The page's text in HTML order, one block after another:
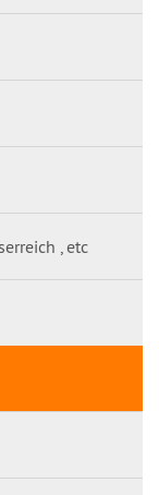
, etc